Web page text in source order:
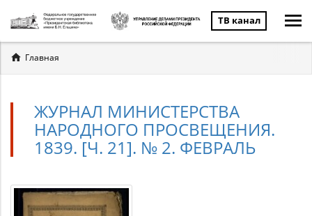
ТВ канал
Вы
здесь
Главная
ЖУРНАЛ МИНИСТЕРСТВА
НАРОДНОГО ПРОСВЕЩЕНИЯ.
1839. [Ч. 21]. № 2. ФЕВРАЛЬ